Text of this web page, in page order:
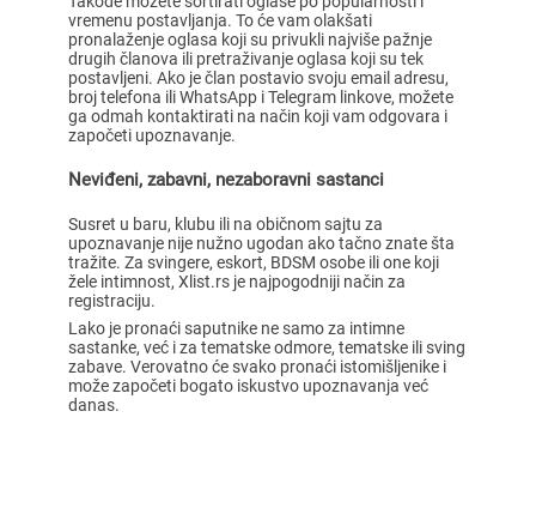
vremenu postavljanja. To će vam olakšati
pronalaženje oglasa koji su privukli najviše pažnje
drugih članova ili pretraživanje oglasa koji su tek
postavljeni. Ako je član postavio svoju email adresu,
broj telefona ili WhatsApp i Telegram linkove, možete
ga odmah kontaktirati na način koji vam odgovara i
započeti upoznavanje.
Neviđeni, zabavni, nezaboravni sastanci
Susret u baru, klubu ili na običnom sajtu za
upoznavanje nije nužno ugodan ako tačno znate šta
tražite. Za svingere, eskort, BDSM osobe ili one koji
žele intimnost, Xlist.rs je najpogodniji način za
registraciju.
Lako je pronaći saputnike ne samo za intimne
sastanke, već i za tematske odmore, tematske ili sving
zabave. Verovatno će svako pronaći istomišljenike i
može započeti bogato iskustvo upoznavanja već
danas.